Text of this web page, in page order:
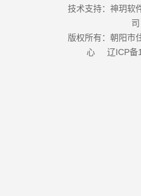
技术支持：神玥软
司
版权所有：朝阳市
心 辽ICP备